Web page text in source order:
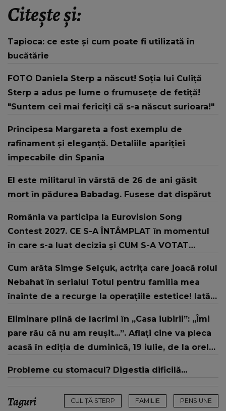
Citește și:
Tapioca: ce este și cum poate fi utilizată în
bucătărie
FOTO Daniela Sterp a născut! Soția lui Culiță
Sterp a adus pe lume o frumusețe de fetiță!
"Suntem cei mai fericiți că s-a născut surioara!"
Principesa Margareta a fost exemplu de
rafinament și eleganță. Detaliile apariției
impecabile din Spania
El este militarul în vârstă de 26 de ani găsit
mort în pădurea Babadag. Fusese dat dispărut
România va participa la Eurovision Song
Contest 2027. CE S-A ÎNTÂMPLAT în momentul
în care s-a luat decizia și CUM S-A VOTAT
strategic de..."
Cum arăta Simge Selçuk, actrița care joacă rolul
Nebahat în serialul Totul pentru familia mea
înainte de a recurge la operațiile estetice! Iată
„Tinerețe rebelă”
Eliminare plină de lacrimi în „Casa iubirii”: „Îmi
pare rău că nu am reușit...”. Aflați cine va pleca
acasă în ediția de duminică, 19 iulie, de la orele
Probleme cu stomacul? Digestia dificilă...
Taguri CULIȚĂ STERP FAMILIE PENSIUNE